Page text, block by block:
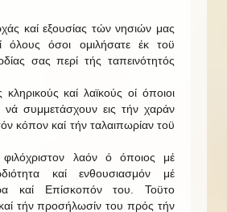
καί εξουσίας τών νησιών μας
όλους όσοι ομιλήσατε έκ τοϋ
σας περί τής ταπεινότητός
καί λαϊκούς οί όποιοι
νά συμμετάσχουν εις τήν χαράν
κόπον καί τήν ταλαιπωρίαν τοϋ
λαόν ό όποιος μέ
καί ενθουσιασμόν μέ
καί Επίσκοπόν του. Τοϋτο
τήν προσήλωσίν του πρός τήν